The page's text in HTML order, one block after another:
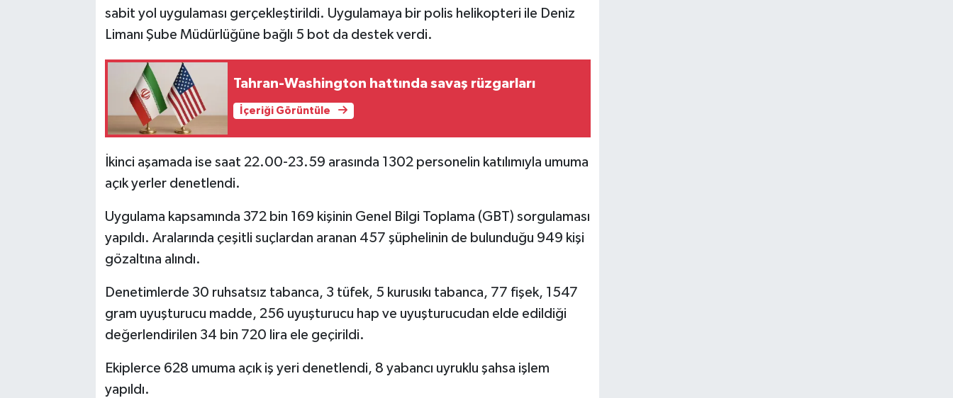
sabit yol uygulaması gerçekleştirildi. Uygulamaya bir polis helikopteri ile Deniz
Limanı Şube Müdürlüğüne bağlı 5 bot da destek verdi.
Tahran-Washington hattında savaş rüzgarları
İçeriği Görüntüle
İkinci aşamada ise saat 22.00-23.59 arasında 1302 personelin katılımıyla umuma
açık yerler denetlendi.
Uygulama kapsamında 372 bin 169 kişinin Genel Bilgi Toplama (GBT) sorgulaması
yapıldı. Aralarında çeşitli suçlardan aranan 457 şüphelinin de bulunduğu 949 kişi
gözaltına alındı.
Denetimlerde 30 ruhsatsız tabanca, 3 tüfek, 5 kurusıkı tabanca, 77 fişek, 1547
gram uyuşturucu madde, 256 uyuşturucu hap ve uyuşturucudan elde edildiği
değerlendirilen 34 bin 720 lira ele geçirildi.
Ekiplerce 628 umuma açık iş yeri denetlendi, 8 yabancı uyruklu şahsa işlem
yapıldı.